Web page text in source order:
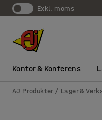
exkl. moms
Kontor & Konferens
AJ Produkter Lager &